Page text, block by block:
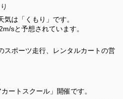
は「くもり」です。
sと予想されています。
スポーツ走行、レンタルカートの営
ートスクール」開催です。